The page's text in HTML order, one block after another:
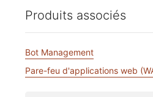
Produits associés
Bot Management
Pare-feu d'applications web